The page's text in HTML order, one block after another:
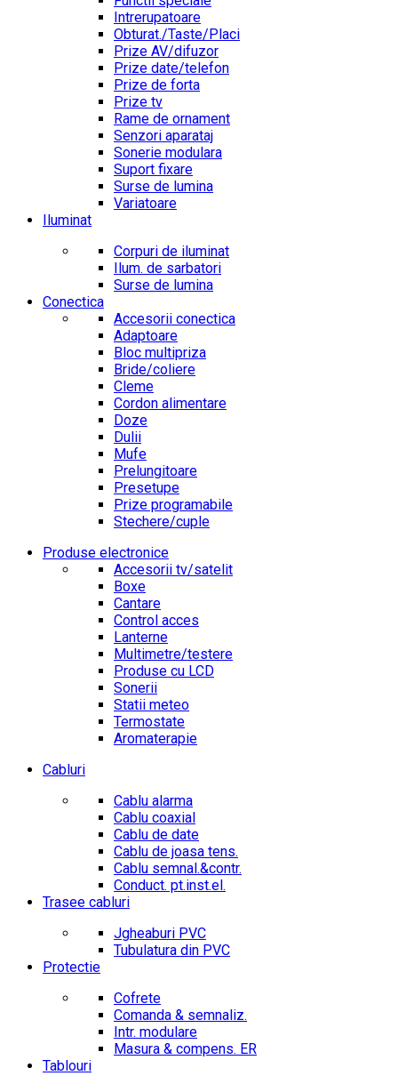
Intrerupatoare
Obturat./Taste/Placi
Prize AV/difuzor
Prize date/telefon
Prize de forta
Prize tv
Rame de ornament
Senzori aparataj
Sonerie modulara
Suport fixare
Surse de lumina
Variatoare
Iluminat
Corpuri de iluminat
Ilum. de sarbatori
Surse de lumina
Conectica
Accesorii conectica
Adaptoare
Bloc multipriza
Bride/coliere
Cleme
Cordon alimentare
Doze
Dulii
Mufe
Prelungitoare
Presetupe
Prize programabile
Stechere/cuple
Produse electronice
Accesorii tv/satelit
Boxe
Cantare
Control acces
Lanterne
Multimetre/testere
Produse cu LCD
Sonerii
Statii meteo
Termostate
Aromaterapie
Cabluri
Cablu alarma
Cablu coaxial
Cablu de date
Cablu de joasa tens.
Cablu semnal.&contr.
Conduct. pt.inst.el.
Trasee cabluri
Jgheaburi PVC
Tubulatura din PVC
Protectie
Cofrete
Comanda & semnaliz.
Intr. modulare
Masura & compens. ER
Tablouri